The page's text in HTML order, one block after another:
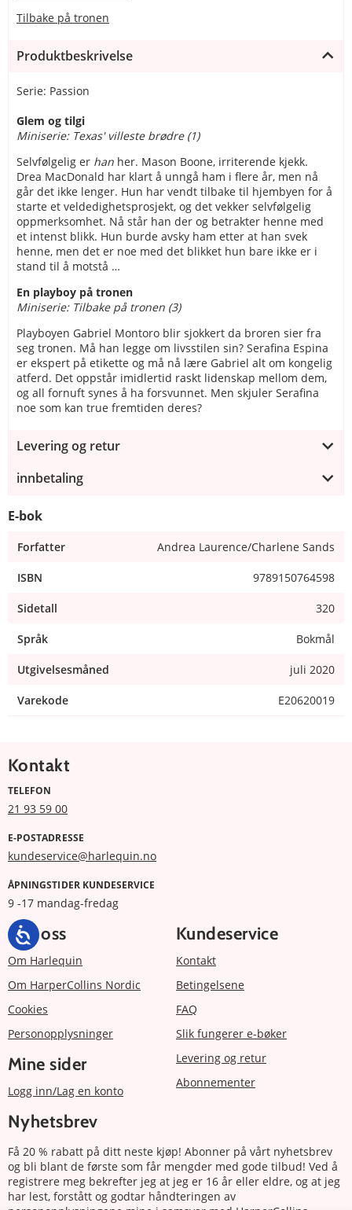
Tilbake på tronen
Produktbeskrivelse
Serie: Passion
Glem og tilgi
Miniserie: Texas' villeste brødre (1)
Selvfølgelig er han her. Mason Boone, irriterende kjekk.
Drea MacDonald har klart å unngå ham i flere år, men nå
går det ikke lenger. Hun har vendt tilbake til hjembyen for å
starte et veldedighetsprosjekt, og det vekker selvfølgelig
oppmerksomhet. Nå står han der og betrakter henne med
et intenst blikk. Hun burde avsky ham etter at han svek
henne, men det er noe med det blikket hun bare ikke er i
stand til å motstå …
En playboy på tronen
Miniserie: Tilbake på tronen (3)
Playboyen Gabriel Montoro blir sjokkert da broren sier fra
seg tronen. Må han legge om livsstilen sin? Serafina Espina
er ekspert på etikette og må nå lære Gabriel alt om kongelig
atferd. Det oppstår imidlertid raskt lidenskap mellom dem,
og all fornuft synes å ha forsvunnet. Men skjuler Serafina
noe som kan true fremtiden deres?
Levering og retur
innbetaling
E-bok
Forfatter Andrea Laurence/Charlene Sands
ISBN 9789150764598
Sidetall 320
Språk Bokmål
Utgivelsesmåned juli 2020
Varekode E20620019
Kontakt
TELEFON
21 93 59 00
E-POSTADRESSE
kundeservice@harlequin.no
ÅPNINGSTIDER KUNDESERVICE
9 -17 mandag-fredag
Om oss
Om Harlequin
Om HarperCollins Nordic
Cookies
Personopplysninger
Mine sider
Logg inn/Lag en konto
Kundeservice
Kontakt
Betingelsene
FAQ
Slik fungerer e-bøker
Levering og retur
Abonnementer
Nyhetsbrev
Få 20 % rabatt på ditt neste kjøp! Abonner på vårt nyhetsbrev
og bli blant de første som får mengder med gode tilbud! Ved å
registrere meg bekrefter jeg at jeg er 16 år eller eldre, og at jeg
har lest, forstått og godtar håndteringen av